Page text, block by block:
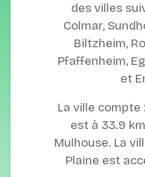
des villes
Colmar,
Biltzheim,
Pfaffenheim,
et
La ville
est à 33.9
Mulhouse. La
Plaine est